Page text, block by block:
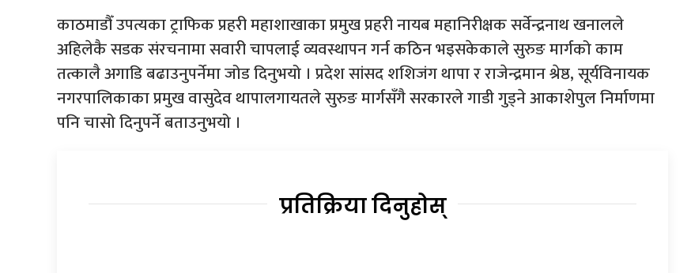
काठमाडौँ उपत्यका ट्राफिक प्रहरी महाशाखाका प्रमुख प्रहरी नायब महानिरीक्षक सर्वेन्द्रनाथ खनालले
अहिलेकै सडक संरचनामा सवारी चापलाई व्यवस्थापन गर्न कठिन भइसकेकाले सुरुङ मार्गको काम
तत्कालै अगाडि बढाउनुपर्नेमा जोड दिनुभयो । प्रदेश सांसद शशिजंग थापा र राजेन्द्रमान श्रेष्ठ, सूर्यविनायक
नगरपालिकाका प्रमुख वासुदेव थापालगायतले सुरुङ मार्गसँगै सरकारले गाडी गुड्ने आकाशेपुल निर्माणमा
पनि चासो दिनुपर्ने बताउनुभयो ।
प्रतिक्रिया दिनुहोस्